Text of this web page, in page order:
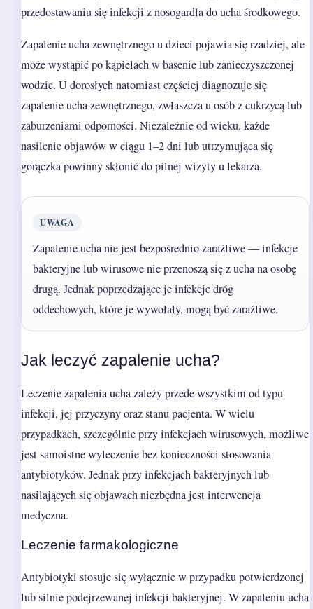
przedostawaniu się infekcji z nosogardła do ucha środkowego.
Zapalenie ucha zewnętrznego u dzieci pojawia się rzadziej, ale
może wystąpić po kąpielach w basenie lub zanieczyszczonej
wodzie. U dorosłych natomiast częściej diagnozuje się
zapalenie ucha zewnętrznego, zwłaszcza u osób z cukrzycą lub
zaburzeniami odporności. Niezależnie od wieku, każde
nasilenie objawów w ciągu 1–2 dni lub utrzymująca się
gorączka powinny skłonić do pilnej wizyty u lekarza.
UWAGA
Zapalenie ucha nie jest bezpośrednio zaraźliwe — infekcje
bakteryjne lub wirusowe nie przenoszą się z ucha na osobę
drugą. Jednak poprzedzające je infekcje dróg
oddechowych, które je wywołały, mogą być zaraźliwe.
Jak leczyć zapalenie ucha?
Leczenie zapalenia ucha zależy przede wszystkim od typu
infekcji, jej przyczyny oraz stanu pacjenta. W wielu
przypadkach, szczególnie przy infekcjach wirusowych, możliwe
jest samoistne wyleczenie bez konieczności stosowania
antybiotyków. Jednak przy infekcjach bakteryjnych lub
nasilających się objawach niezbędna jest interwencja
medyczna.
Leczenie farmakologiczne
Antybiotyki stosuje się wyłącznie w przypadku potwierdzonej
lub silnie podejrzewanej infekcji bakteryjnej. W zapaleniu ucha